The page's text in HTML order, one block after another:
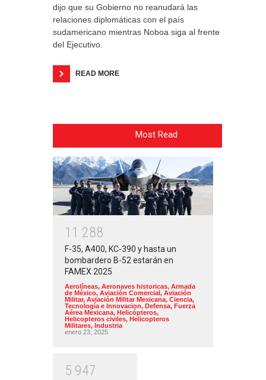
dijo que su Gobierno no reanudará las
relaciones diplomáticas con el país
sudamericano mientras Noboa siga al frente
del Ejecutivo.
READ MORE
Most Read
1 1 288
F-35, A400, KC-390 y hasta un
bombardero B-52 estarán en
FAMEX 2025
Aerolíneas, Aeronaves historicas, Armada
de México, Aviación Comercial, Aviación
Militar, Aviación Militar Mexicana, Ciencia,
Tecnología e Innovacion, Defensa, Fuerza
Aérea Mexicana, Helicópteros,
Helicopteros civiles, Helicopteros
Militares, Industria
enero 23, 2025
5 947